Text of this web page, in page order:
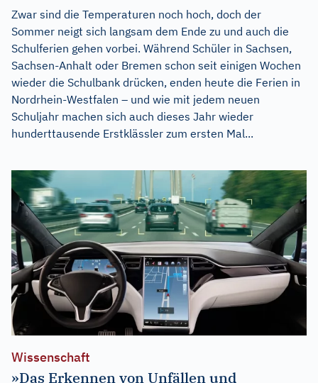
Zwar sind die Temperaturen noch hoch, doch der
Sommer neigt sich langsam dem Ende zu und auch die
Schulferien gehen vorbei. Während Schüler in Sachsen,
Sachsen-Anhalt oder Bremen schon seit einigen Wochen
wieder die Schulbank drücken, enden heute die Ferien in
Nordrhein-Westfalen – und wie mit jedem neuen
Schuljahr machen sich auch dieses Jahr wieder
hunderttausende Erstklässler zum ersten Mal...
Wissenschaft
»Das Erkennen von Unfällen und